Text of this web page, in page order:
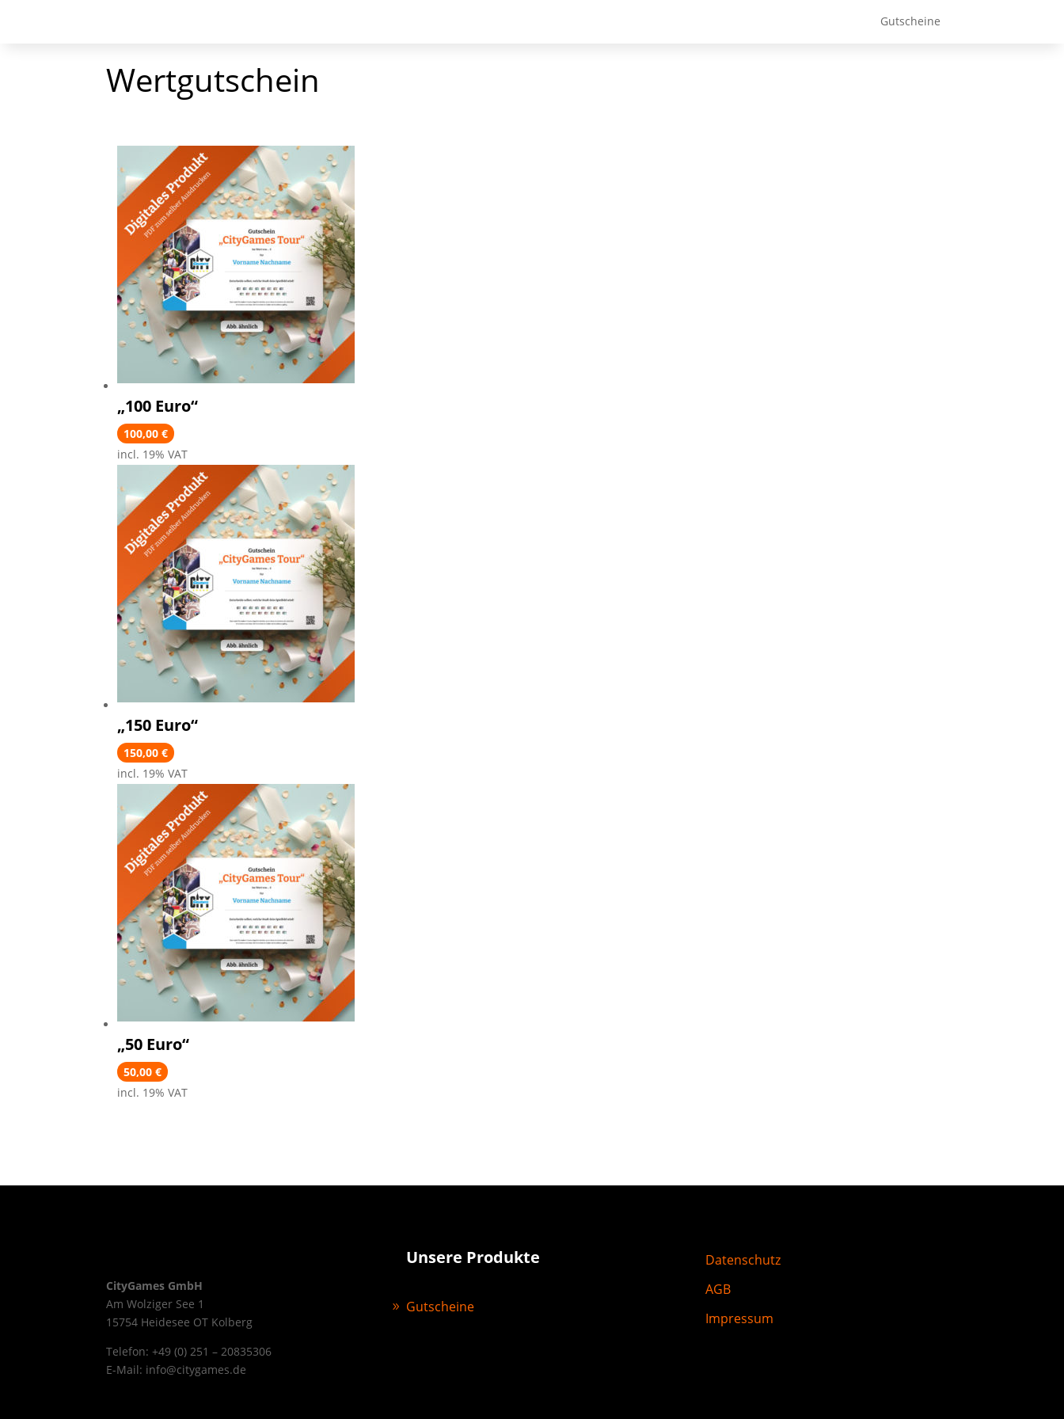
Gutscheine
Wertgutschein
„100 Euro“
100,00€
incl. 19% VAT
„150 Euro“
150,00€
incl. 19% VAT
„50 Euro“
50,00€
incl. 19% VAT
CityGames GmbH
Am Wolziger See 1
15754 Heidesee OT Kolberg
Telefon: +49 (0) 251 – 20835306
E-Mail: info@citygames.de
Unsere Produkte
Gutscheine
Datenschutz
AGB
Impressum